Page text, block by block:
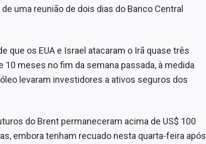
uma reunião de dois dias do Banco Central
que os EUA e Israel atacaram o Irã quase três
meses no fim da semana passada, à medida
levaram investidores a ativos seguros dos
do Brent permaneceram acima de US$ 100
embora tenham recuado nesta quarta-feira após